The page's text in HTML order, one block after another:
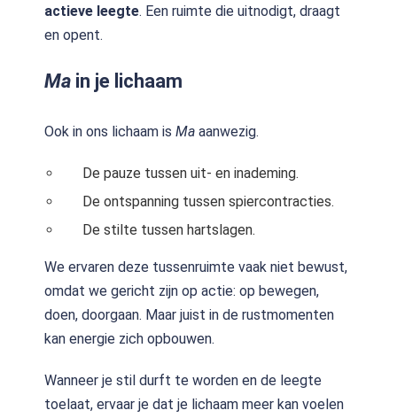
actieve leegte. Een ruimte die uitnodigt, draagt
en opent.
Ma in je lichaam
Ook in ons lichaam is Ma aanwezig.
De pauze tussen uit- en inademing.
De ontspanning tussen spiercontracties.
De stilte tussen hartslagen.
We ervaren deze tussenruimte vaak niet bewust,
omdat we gericht zijn op actie: op bewegen,
doen, doorgaan. Maar juist in de rustmomenten
kan energie zich opbouwen.
Wanneer je stil durft te worden en de leegte
toelaat, ervaar je dat je lichaam meer kan voelen